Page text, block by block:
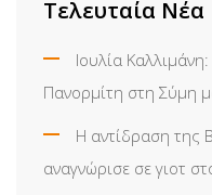
Τελευταία Νέα
Ιουλία
Πανορμίτη στη Σύμη
Η αντίδραση της
αναγνώρισε σε γιοτ